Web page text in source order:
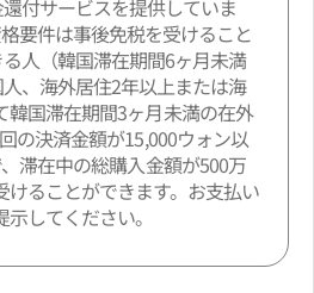
付サービスを提供していま
要件は事後免税を受けること
人（韓国滞在期間6ヶ月未満
、海外居住2年以上または海
韓国滞在期間3ヶ月未満の在外
の決済金額が15,000ウォン以
滞在中の総購入金額が500万
けることができます。お支払い
してください。